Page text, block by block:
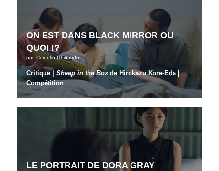
ON EST DANS BLACK MIRROR OU
QUOI !?
par Corentin Ghibaudo
Critique |Sheep in the Boxde Hirokazu Kore-Eda |
Compétition
LE PORTRAIT DE DORA GRAY